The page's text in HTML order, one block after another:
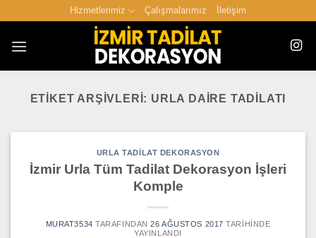
Hizmetlerimiz Çalışmalarımız İletişim
ETIKET ARŞIVLERI: URLA DAIRE TADILATI
URLA TADILAT DEKORASYON
İzmir Urla Tüm Tadilat Dekorasyon İşleri
Komple
MURAT3534 TARAFINDAN 26 AĞUSTOS 2017 TARIHINDE
YAYINLANDI